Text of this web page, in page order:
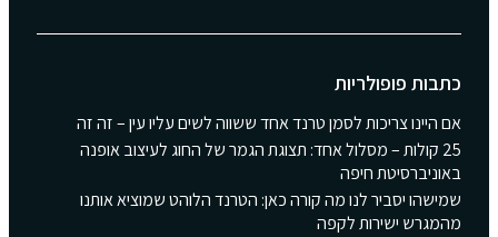
כתבות פופולריות
אם היינו צריכות לסמן טרנד אחד ששווה לשים עליו עין – זה זה
25 קולות – מסלול אחד: תצוגת הגמר של החוג לעיצוב אופנה
באוניברסיטת חיפה
שמישהו יסביר לנו מה קורה כאן: הטרנד הלוהט שמוציא אותנו
מהמגרש ישירות לקפה